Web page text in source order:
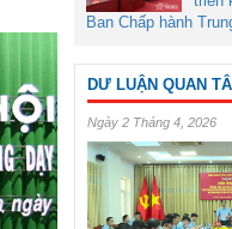
Ban Chấp hành
DƯ LUẬN QUAN
Ngày 2 Tháng 4, 2026